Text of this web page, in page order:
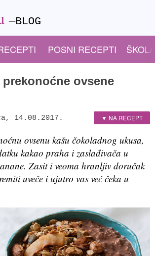
—BLOG
POSNI RECEPTI
ovsene
▼ NA RECEPT
, 14.08.2017.
ovsenu kašu čokoladnog ukusa,
kakao praha i zaslađivača u
Zasit i veoma hranljiv doručak
uveče i ujutro vas već čeka u